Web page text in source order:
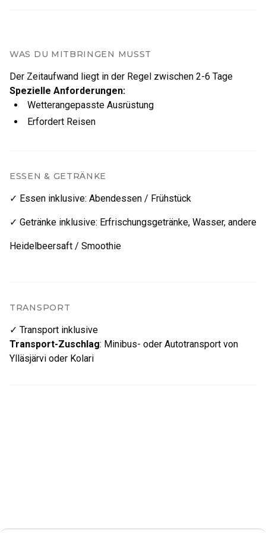
WAS DU MITBRINGEN MUSST
Der Zeitaufwand liegt in der Regel zwischen 2-6 Tage
Spezielle Anforderungen:
Wetterangepasste Ausrüstung
Erfordert Reisen
ESSEN & GETRÄNKE
✓ Essen inklusive: Abendessen / Frühstück
✓ Getränke inklusive: Erfrischungsgetränke, Wasser, andere
Heidelbeersaft / Smoothie
TRANSPORT
✓ Transport inklusive
Transport-Zuschlag: Minibus- oder Autotransport von
Ylläsjärvi oder Kolari